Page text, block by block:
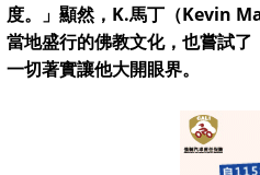
度。」顯然，K.馬丁（Kevin
當地盛行的佛教文化，也嘗試
一切著實讓他大開眼界。